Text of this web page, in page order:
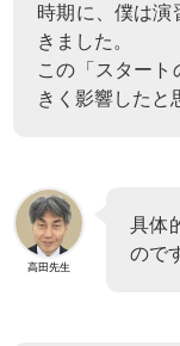
時期に、僕は演
きました。
この「スタート
きく影響したと
高田先生
具体
ので